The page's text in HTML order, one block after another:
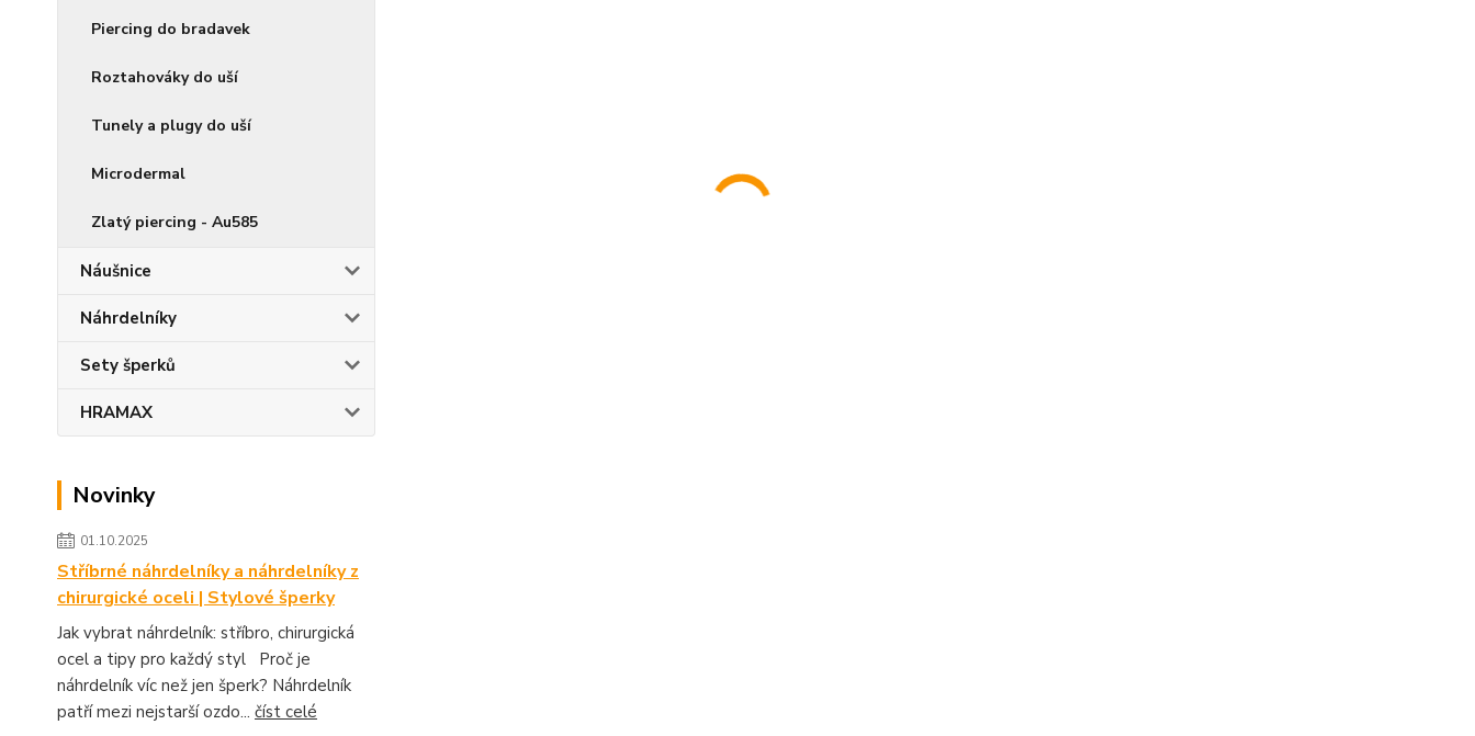
Piercing do bradavek
Roztahováky do uší
Tunely a plugy do uší
Microdermal
Zlatý piercing - Au585
Náušnice
Náhrdelníky
Sety šperků
HRAMAX
Novinky
01.10.2025
Stříbrné náhrdelníky a náhrdelníky z
chirurgické oceli | Stylové šperky
Jak vybrat náhrdelník: stříbro, chirurgická
ocel a tipy pro každý styl Proč je
náhrdelník víc než jen šperk? Náhrdelník
patří mezi nejstarší ozdo... číst celé